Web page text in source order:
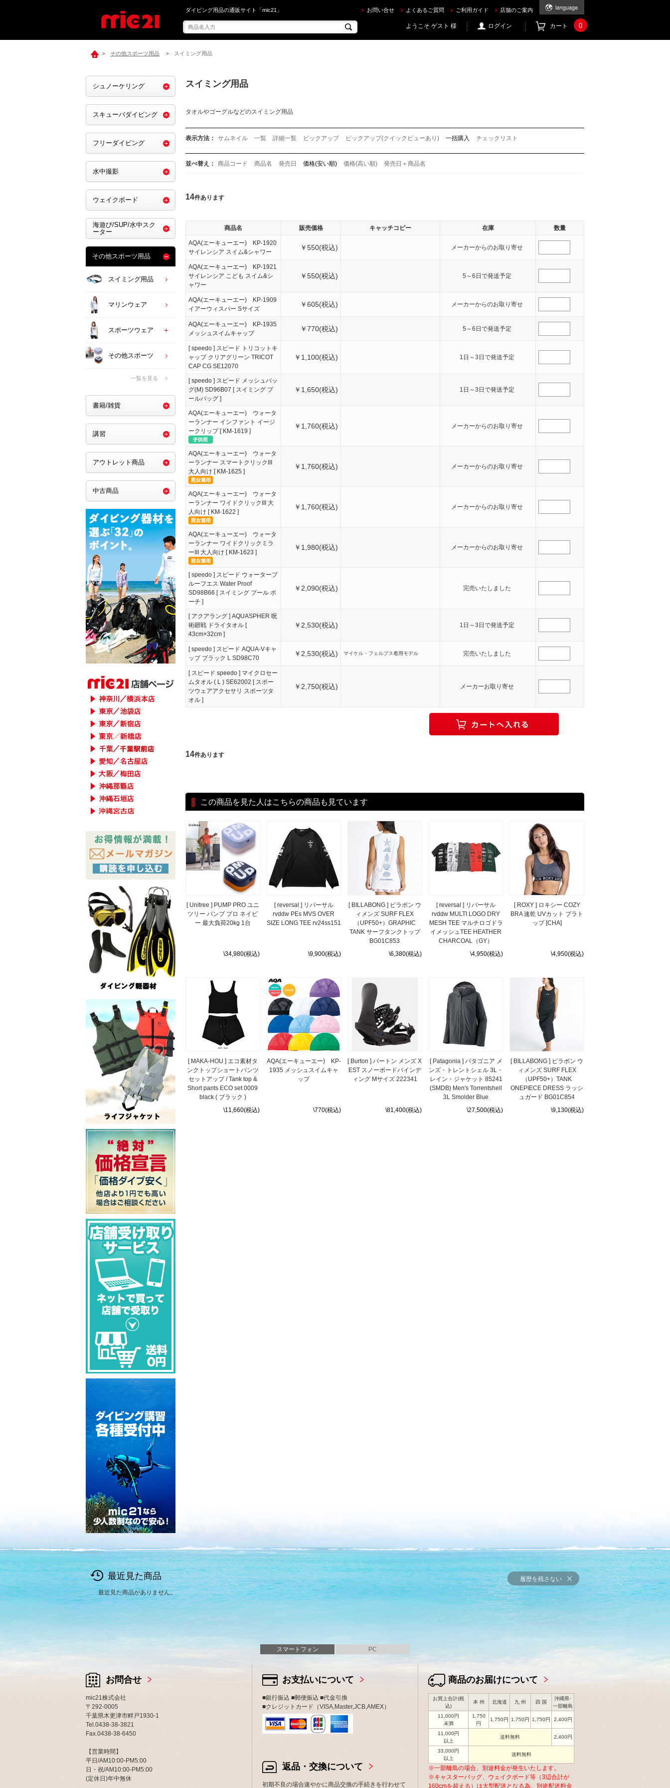
mic21でスイミング用品 を買うならec.mic21.com 並び順：価格(安い順)
ダイビング用品の通販サイト「mic21」 お問い合せ よくあるご質問 ご利用ガイド 店舗のご案内
ようこそ ゲスト 様 ログイン カート 0
> その他スポーツ用品 > スイミング用品
スイミング用品
タオルやゴーグルなどのスイミング用品
表示方法： サムネイル 一覧 詳細一覧 ピックアップ ピックアップ(クイックビューあり) 一括購入 チェックリスト
並べ替え： 商品コード 商品名 発売日 価格(安い順) 価格(高い順) 発売日＋商品名
14件あります
商品名 販売価格 キャッチコピー 在庫 数量
AQA(エーキューエー) KP-1920
サイレンシア スイム&シャワー
￥550(税込) メーカーからのお取り寄せ
AQA(エーキューエー) KP-1921
サイレンシア こども スイム&シ
ャワー
￥550(税込) 5～6日で発送予定
AQA(エーキューエー) KP-1909
イアーウィスパー Sサイズ
￥605(税込) メーカーからのお取り寄せ
AQA(エーキューエー) KP-1935
メッシュスイムキャップ
￥770(税込) 5～6日で発送予定
[ speedo ] スピード トリコットキ
ャップ クリアグリーン TRICOT
CAP CG SE12070
￥1,100(税込) 1日～3日で発送予定
[ speedo ] スピード メッシュバッ
グ(M) SD96B07 [ スイミング プ
ールバッグ ]
￥1,650(税込) 1日～3日で発送予定
AQA(エーキューエー) ウォータ
ーランナー インファント イージ
ークリップ [ KM-1619 ]
￥1,760(税込) メーカーからのお取り寄せ
AQA(エーキューエー) ウォータ
ーランナー スマートクリックIII
大人向け [ KM-1625 ]
￥1,760(税込) メーカーからのお取り寄せ
AQA(エーキューエー) ウォータ
ーランナー ワイドクリックIII 大
人向け [ KM-1622 ]
￥1,760(税込) メーカーからのお取り寄せ
AQA(エーキューエー) ウォータ
ーランナー ワイドクリックミラ
ーIII 大人向け [ KM-1623 ]
￥1,980(税込) メーカーからのお取り寄せ
[ speedo ] スピード ウォータープ
ルーフエス Water Proof
SD98B66 [ スイミング プール ポ
ーチ ]
￥2,090(税込) 完売いたしました
[ アクアラング ] AQUASPHER 呪
術廻戦 ドライタオル [
43cm×32cm ]
￥2,530(税込) 1日～3日で発送予定
[ speedo ] スピード AQUA-Vキャ
ップ ブラック L SD98C70
￥2,530(税込) マイケル・フェルプス着用モデル 完売いたしました
[ スピード speedo ] マイクロセー
ムタオル ( L ) SE62002 [ スポー
ツウェアアクセサリ スポーツタ
オル ]
￥2,750(税込) メーカーお取り寄せ
14件あります
この商品を見た人はこちらの商品も見ています
[ Unitree ] PUMP PRO ユニ
ツリー パンプ プロ ネイビ
ー 最大負荷20kg 1台
\34,980(税込)
[ reversal ] リバーサル
rvddw PEs MVS OVER
SIZE LONG TEE rv24ss151
\9,900(税込)
[ BILLABONG ] ビラボン ウ
ィメンズ SURF FLEX
（UPF50+）GRAPHIC
TANK サーフタンクトップ
BG01C853
\6,380(税込)
[ reversal ] リバーサル
rvddw MULTI LOGO DRY
MESH TEE マルチロゴドラ
イメッシュTEE HEATHER
CHARCOAL（GY）
\4,950(税込)
[ ROXY ] ロキシー COZY
BRA 速乾 UVカット ブラト
ップ [CHA]
\4,950(税込)
[ MAKA-HOU ] エコ素材タ
ンクトップショートパンツ
セットアップ / Tank top &
Short pants ECO set 0009
black ( ブラック )
\11,660(税込)
AQA(エーキューエー) KP-
1935 メッシュスイムキャ
ップ
\770(税込)
[ Burton ] バートン メンズ X
EST スノーボードバインデ
ィング Mサイズ 222341
\81,400(税込)
[ Patagonia ] パタゴニア メ
ンズ・トレントシェル 3L・
レイン・ジャケット 85241
(SMDB) Men's Torrentshell
3L Smolder Blue
\27,500(税込)
[ BILLABONG ] ビラボン ウ
ィメンズ SURF FLEX
（UPF50+）TANK
ONEPIECE DRESS ラッシ
ュガード BG01C854
\9,130(税込)
シュノーケリング
スキューバダイビング
フリーダイビング
水中撮影
ウェイクボード
海遊び/SUP/水中スク
ーター
その他スポーツ用品
スイミング用品
マリンウェア
スポーツウェア
その他スポーツ
一覧を見る
書籍/雑貨
講習
アウトレット商品
中古商品
最近見た商品
最近見た商品がありません。
履歴を残さない
スマートフォン PC
お問合せ
mic21株式会社
〒292-0005
千葉県木更津市畔戸1930-1
Tel.0438-38-3821
Fax.0438-38-6450
【営業時間】
平日/AM10:00-PM5:00
日・祝/AM10:00-PM5:00
(定休日)年中無休
お支払いについて
■銀行振込 ■郵便振込 ■代金引換
■クレジットカード（VISA,Master,JCB,AMEX）
返品・交換について
初期不良の場合速やかに商品交換の手続きを行わせて
商品のお届けについて
お買上合計(税
込)
本 州 北海道 九 州 四 国
沖縄県･
一部離島
11,000円
未満
1,750
円
1,750円 1,750円 1,750円 2,400円
11,000円
以上
送料無料 2,400円
33,000円
以上
送料無料
※一部離島の場合、別途料金が発生いたします。
※キャスターバッグ、ウェイクボード等（3辺合計が
160cmを超える）は大型配送となる為、別途配送料金